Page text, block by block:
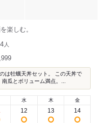
楽しむ。
人
は牡蠣天丼セット。 この天丼で
、南瓜とボリューム満点。...
水
12
木
13
金
14